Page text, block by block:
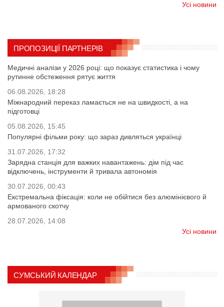
Усі новини
ПРОПОЗИЦІЇ ПАРТНЕРІВ
Медичні аналізи у 2026 році: що показує статистика і чому
рутинне обстеження рятує життя
06.08.2026, 18:28
Міжнародний переказ ламається не на швидкості, а на
підготовці
05.08.2026, 15:45
Популярні фільми року: що зараз дивляться українці
31.07.2026, 17:32
Зарядна станція для важких навантажень: дім під час
відключень, інструменти й тривала автономія
30.07.2026, 00:43
Екстремальна фіксація: коли не обійтися без алюмінієвого й
армованого скотчу
28.07.2026, 14:08
Усі новини
СУМСЬКИЙ КАЛЕНДАР